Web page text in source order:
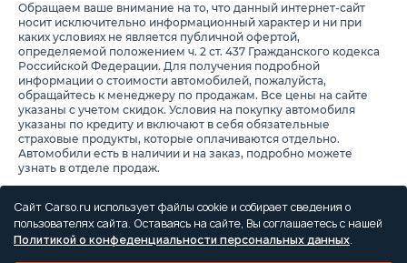
Обращаем ваше внимание на то, что данный интернет-сайт
носит исключительно информационный характер и ни при
каких условиях не является публичной офертой,
определяемой положением ч. 2 ст. 437 Гражданского кодекса
Российской Федерации. Для получения подробной
информации о стоимости автомобилей, пожалуйста,
обращайтесь к менеджеру по продажам. Все цены на сайте
указаны с учетом скидок. Условия на покупку автомобиля
указаны по кредиту и включают в себя обязательные
страховые продукты, которые оплачиваются отдельно.
Автомобили есть в наличии и на заказ, подробно можете
узнать в отделе продаж.
Предоставляя свои персональные данные и используя
настоящий веб-сайт, Вы соглашаетесь с обработкой Ваших
персональных данных и принимаете условия их обработки.
Сайт Carso.ru использует файлы cookie и собирает сведения о
пользователях сайта. Оставаясь на сайте, Вы соглашаетесь с нашей
Политикой о конфеденциальности персональных данных.